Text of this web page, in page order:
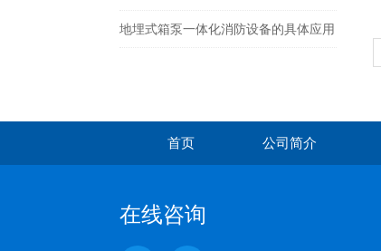
地埋式箱泵一体化消防设备的具体应用
首页 公司简介
在线咨询